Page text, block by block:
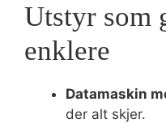
Utstyr som
enklere
Datamaskin
der alt skjer.